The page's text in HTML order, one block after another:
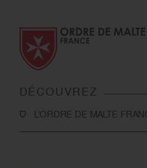
DÉCOUVREZ
L’ORDRE DE MALTE